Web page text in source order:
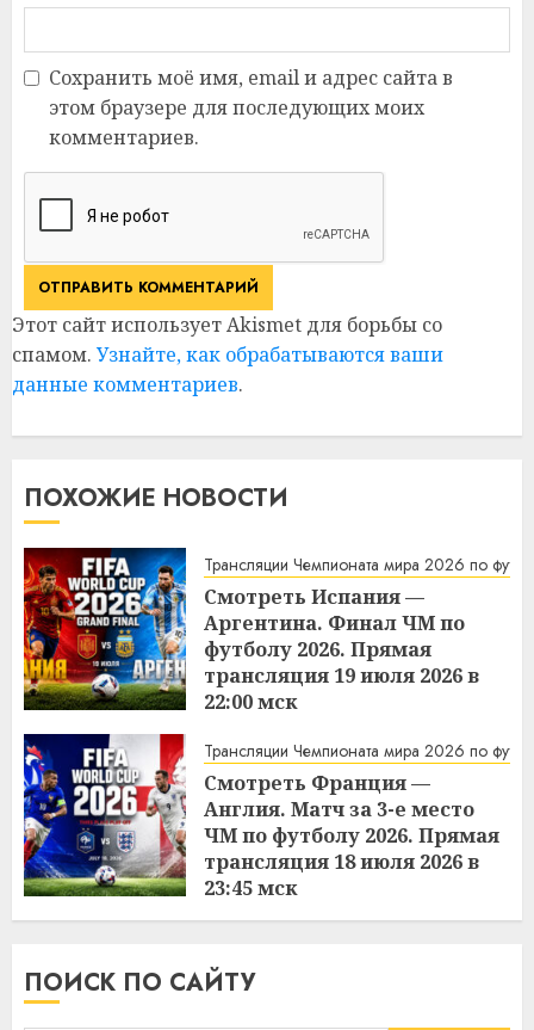
Сохранить моё имя, email и адрес сайта в
этом браузере для последующих моих
комментариев.
Этот сайт использует Akismet для борьбы со
спамом. Узнайте, как обрабатываются ваши
данные комментариев.
ПОХОЖИЕ НОВОСТИ
Трансляции Чемпионата мира 2026 по
Смотреть Испания —
Аргентина. Финал ЧМ по
футболу 2026. Прямая
трансляция 19 июля 2026 в
22:00 мск
Трансляции Чемпионата мира 2026 по
Смотреть Франция —
Англия. Матч за 3-е место
ЧМ по футболу 2026. Прямая
трансляция 18 июля 2026 в
23:45 мск
10:51 19.07.2026
ПОИСК ПО САЙТУ